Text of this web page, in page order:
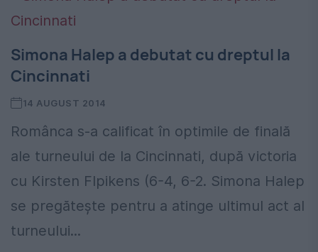
Simona Halep a debutat cu dreptul la
Cincinnati
14 AUGUST 2014
Românca s-a calificat în optimile de finală
ale turneului de la Cincinnati, după victoria
cu Kirsten Flpikens (6-4, 6-2. Simona Halep
se pregătește pentru a atinge ultimul act al
turneului...